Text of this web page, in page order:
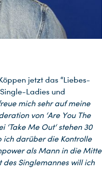
jetzt das “Liebes-
Ladies und
mich sehr auf meine
von ‘Are You The
Me Out‘ stehen 30
ich darüber die Kontrolle
als Mann in die Mitte
des Singlemannes will ich